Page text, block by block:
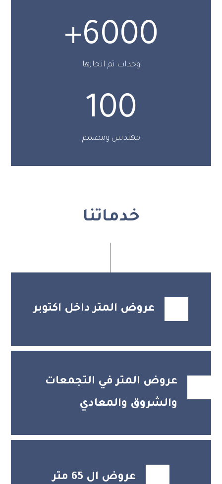
6000
+
وحدات تم انجازها
100
مهندس ومصمم
خدماتنا
عروض المتر داخل اكتوبر
عروض المتر في التجمعات
والشروق والمعادي
عروض ال 65 متر